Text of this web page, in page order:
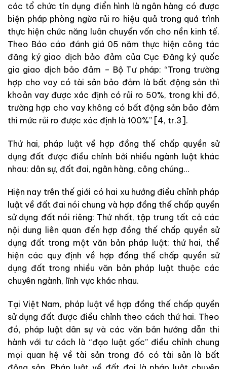
các tổ chức tín dụng điển hình là ngân hàng có được
biện pháp phòng ngừa rủi ro hiệu quả trong quá trình
thực hiện chức năng luân chuyển vốn cho nền kinh tế.
Theo Báo cáo đánh giá 05 năm thực hiện công tác
đăng ký giao dịch bảo đảm của Cục Đăng ký quốc
gia giao dịch bảo đảm – Bộ Tư pháp: “Trong trường
hợp cho vay có tài sản bảo đảm là bất động sản thì
khoản vay được xác định có rủi ro 50%, trong khi đó,
trường hợp cho vay không có bất động sản bảo đảm
thì mức rủi ro được xác định là 100%” [4, tr.3].
Thứ hai, pháp luật về hợp đồng thế chấp quyền sử
dụng đất được điều chỉnh bởi nhiều ngành luật khác
nhau: dân sự, đất đai, ngân hàng, công chúng…
Hiện nay trên thế giới có hai xu hướng điều chỉnh pháp
luật về đất đai nói chung và hợp đồng thế chấp quyền
sử dụng đất nói riêng: Thứ nhất, tập trung tất cả các
nội dung liên quan đến hợp đồng thế chấp quyền sử
dụng đất trong một văn bản pháp luật; thứ hai, thể
hiện các quy định về hợp đồng thế chấp quyền sử
dụng đất trong nhiều văn bản pháp luật thuộc các
chuyên ngành, lĩnh vực khác nhau.
Tại Việt Nam, pháp luật về hợp đồng thế chấp quyền
sử dụng đất được điều chỉnh theo cách thứ hai. Theo
đó, pháp luật dân sự và các văn bản hướng dẫn thi
hành với tư cách là “đạo luật gốc” điều chỉnh chung
mọi quan hệ về tài sản trong đó có tài sản là bất